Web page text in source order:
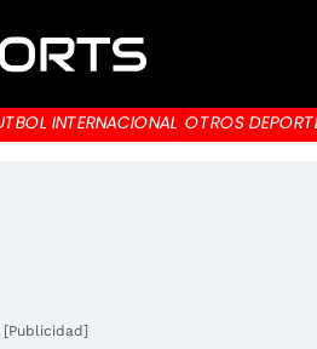
INTERNACIONAL OTROS
[Publicidad]